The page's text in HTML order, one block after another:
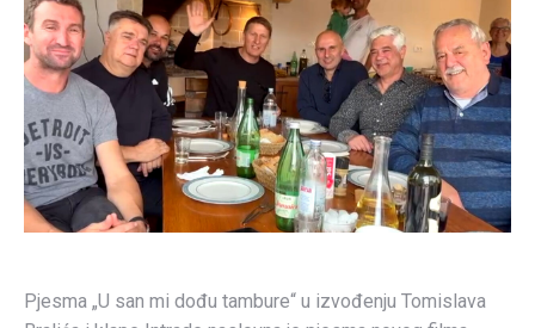
Pjesma „U san mi dođu tambure“ u izvođenju Tomislava